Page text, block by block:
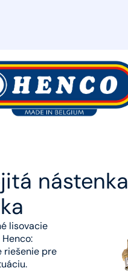
nástenka
lisovacie
riešenie pre